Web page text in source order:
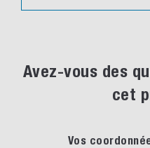
Avez-vous des
cet
Vos